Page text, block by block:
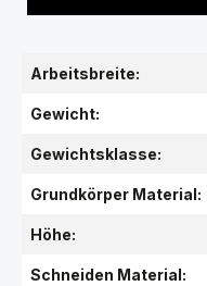
Arbeitsbreite:
Gewicht:
Gewichtsklasse:
Grundkörper Material:
Höhe:
Schneiden Material: